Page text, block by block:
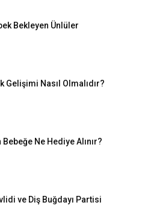
Bekleyen Ünlüler
Gelişimi Nasıl Olmalıdır?
Ne Hediye Alınır?
ve Diş Buğdayı Partisi